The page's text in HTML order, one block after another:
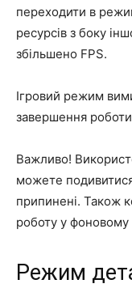
переходити в
ресурсів з боку
збільшено FPS.
Ігровий режим
завершення
Важливо!
можете
припинені. Також
роботу у
Режим